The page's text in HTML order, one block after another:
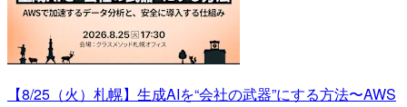
【8/25（火）札幌】生成AIを“会社の武器”にする方法〜AWS